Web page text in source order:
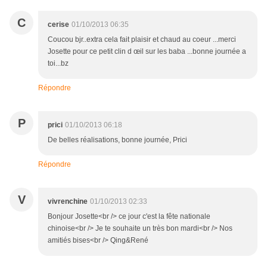
C cerise 01/10/2013 06:35
Coucou bjr..extra cela fait plaisir et chaud au coeur ...merci
Josette pour ce petit clin d œil sur les baba ...bonne journée a
toi...bz
Répondre
P prici 01/10/2013 06:18
De belles réalisations, bonne journée, Prici
Répondre
V vivrenchine 01/10/2013 02:33
Bonjour Josette<br /> ce jour c'est la fête nationale
chinoise<br /> Je te souhaite un très bon mardi<br /> Nos
amitiés bises<br /> Qing&René